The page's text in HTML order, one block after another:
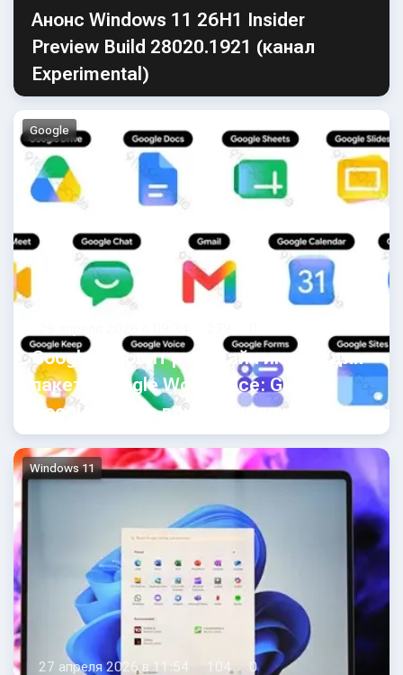
Анонс Windows 11 26H1 Insider
Preview Build 28020.1921 (канал
Experimental)
Google
Google готовит редизайн иконок для
пакета Google Workspace: Gmail,
Google Drive и других приложений
Windows 11
27 апреля 2026 в 11:54 104 0